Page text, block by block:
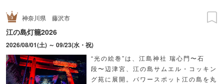
神奈川県 藤沢市
江の島灯籠2026
2026/08/01(土) ～ 09/23(水・祝)
“光の絵巻”は、江島神社 瑞心門〜石
段〜辺津宮、江の島サムエル・コッキン
グ苑に展開。パワースポット江の島を丸